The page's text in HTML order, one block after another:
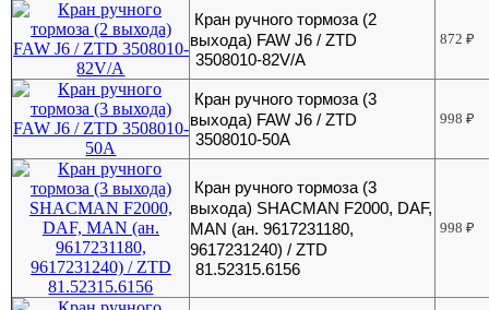
Кран ручного тормоза (2
выхода) FAW J6 / ZTD
3508010-82V/A
872₽
Кран ручного тормоза (3
выхода) FAW J6 / ZTD
3508010-50A
998₽
Кран ручного тормоза (3
выхода) SHACMAN F2000, DAF,
MAN (ан. 9617231180,
9617231240) / ZTD
81.52315.6156
998₽